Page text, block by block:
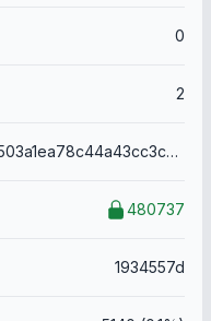
0
2
078503a1ea78c44a43cc3c8b7eea1a33573bbcce35dcf4fd5ca04bf388c7a871
480737
1934557d